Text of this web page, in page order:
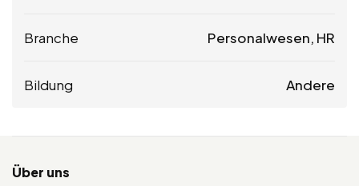
Branche Personalwesen, HR
Bildung Andere
Über uns